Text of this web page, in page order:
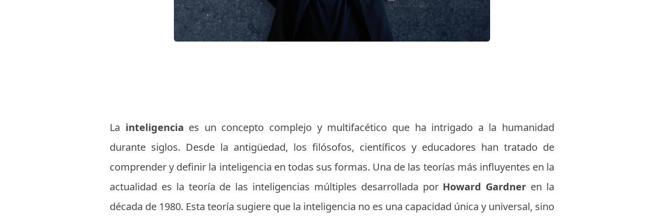
La inteligencia es un concepto complejo y multifacético que ha intrigado a la humanidad
durante siglos. Desde la antigüedad, los filósofos, científicos y educadores han tratado de
comprender y definir la inteligencia en todas sus formas. Una de las teorías más influyentes en la
actualidad es la teoría de las inteligencias múltiples desarrollada porHoward Gardner en la
década de 1980. Esta teoría sugiere que la inteligencia no es una capacidad única y universal, sino